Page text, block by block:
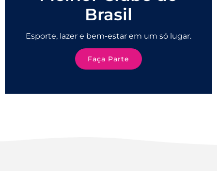
Brasil
Esporte, lazer e bem-estar em um só lugar.
Faça Parte